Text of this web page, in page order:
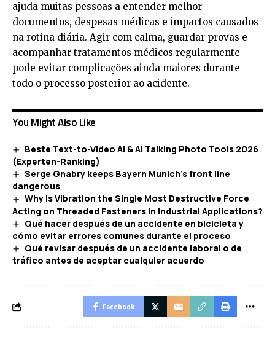
ajuda muitas pessoas a entender melhor
documentos, despesas médicas e impactos causados
na rotina diária. Agir com calma, guardar provas e
acompanhar tratamentos médicos regularmente
pode evitar complicações ainda maiores durante
todo o processo posterior ao acidente.
You Might Also Like
Beste Text-to-Video AI & AI Talking Photo Tools 2026
(Experten-Ranking)
Serge Gnabry keeps Bayern Munich’s front line
dangerous
Why Is Vibration the Single Most Destructive Force
Acting on Threaded Fasteners in Industrial Applications?
Qué hacer después de un accidente en bicicleta y
cómo evitar errores comunes durante el proceso
Qué revisar después de un accidente laboral o de
tráfico antes de aceptar cualquier acuerdo
Facebook